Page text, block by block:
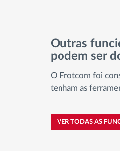
Outras
podem ser
O Frotcom foi
tenham as
VER TODAS AS